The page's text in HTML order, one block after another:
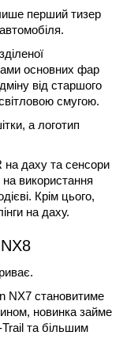
перший тизер
основних фар
від старшого
смугою.
а логотип
на даху та сенсори
використання
Крім цього,
на даху.
NX7 становитиме
новинка займе
та більшим